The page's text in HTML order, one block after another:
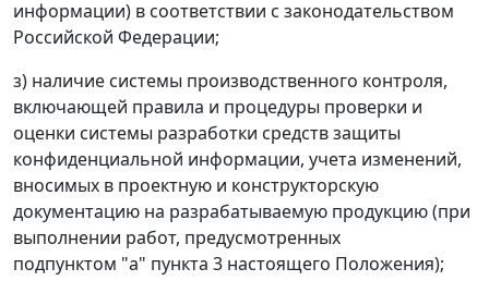
информации) в соответствии с законодательством
Российской Федерации;
з) наличие системы производственного контроля,
включающей правила и процедуры проверки и
оценки системы разработки средств защиты
конфиденциальной информации, учета изменений,
вносимых в проектную и конструкторскую
документацию на разрабатываемую продукцию (при
выполнении работ, предусмотренных
подпунктом "а" пункта 3 настоящего Положения);